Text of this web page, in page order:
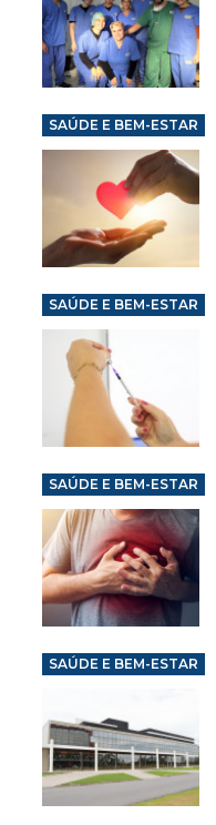
SAÚDE E BEM-ESTAR
SAÚDE E BEM-ESTAR
SAÚDE E BEM-ESTAR
SAÚDE E BEM-ESTAR